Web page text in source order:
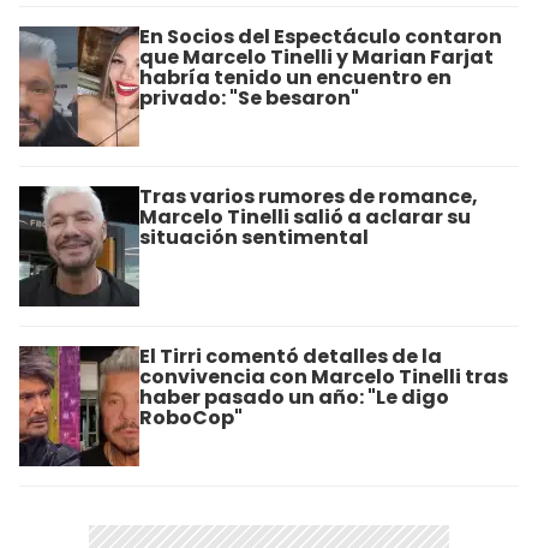
En Socios del Espectáculo contaron
que Marcelo Tinelli y Marian Farjat
habría tenido un encuentro en
privado: "Se besaron"
Tras varios rumores de romance,
Marcelo Tinelli salió a aclarar su
situación sentimental
El Tirri comentó detalles de la
convivencia con Marcelo Tinelli tras
haber pasado un año: "Le digo
RoboCop"